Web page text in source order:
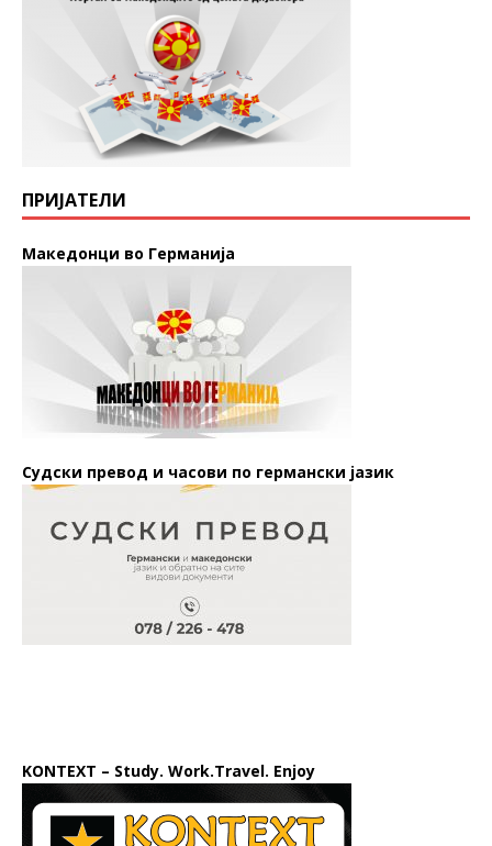
ПРИЈАТЕЛИ
Македонци во Германија
Судски превод и часови по германски јазик
KONTEXT – Study. Work.Travel. Enjoy